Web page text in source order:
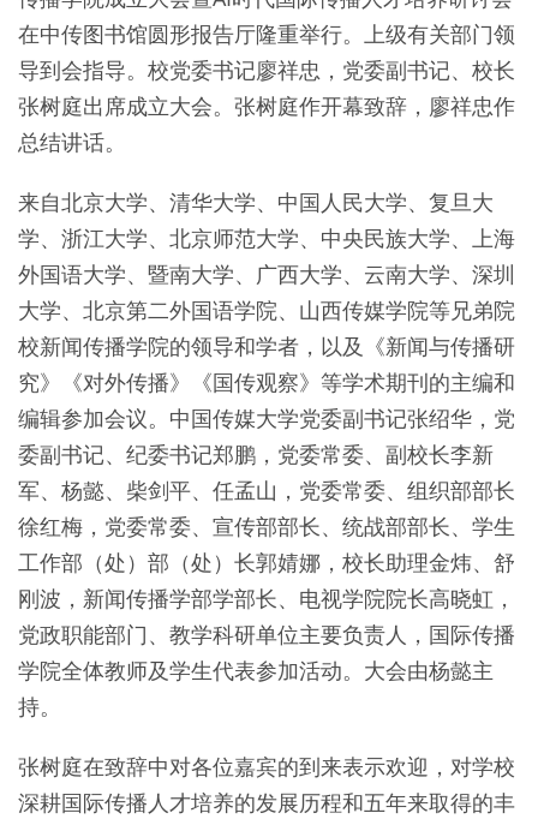
在中传图书馆圆形报告厅隆重举行。上级有关部门领
导到会指导。校党委书记廖祥忠，党委副书记、校长
张树庭出席成立大会。张树庭作开幕致辞，廖祥忠作
总结讲话。
来自北京大学、清华大学、中国人民大学、复旦大
学、浙江大学、北京师范大学、中央民族大学、上海
外国语大学、暨南大学、广西大学、云南大学、深圳
大学、北京第二外国语学院、山西传媒学院等兄弟院
校新闻传播学院的领导和学者，以及《新闻与传播研
究》《对外传播》《国传观察》等学术期刊的主编和
编辑参加会议。中国传媒大学党委副书记张绍华，党
委副书记、纪委书记郑鹏，党委常委、副校长李新
军、杨懿、柴剑平、任孟山，党委常委、组织部部长
徐红梅，党委常委、宣传部部长、统战部部长、学生
工作部（处）部（处）长郭婧娜，校长助理金炜、舒
刚波，新闻传播学部学部长、电视学院院长高晓虹，
党政职能部门、教学科研单位主要负责人，国际传播
学院全体教师及学生代表参加活动。大会由杨懿主
持。
张树庭在致辞中对各位嘉宾的到来表示欢迎，对学校
深耕国际传播人才培养的发展历程和五年来取得的丰